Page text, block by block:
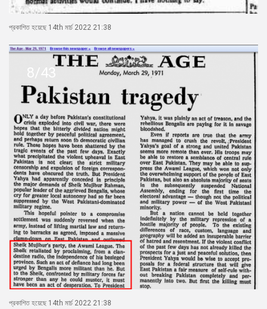
প্রকাশিত হয়েছে 14th মার্চ 2022 21:38
8/43
প্রকাশিত হয়েছে 14th মার্চ 2022 21:38